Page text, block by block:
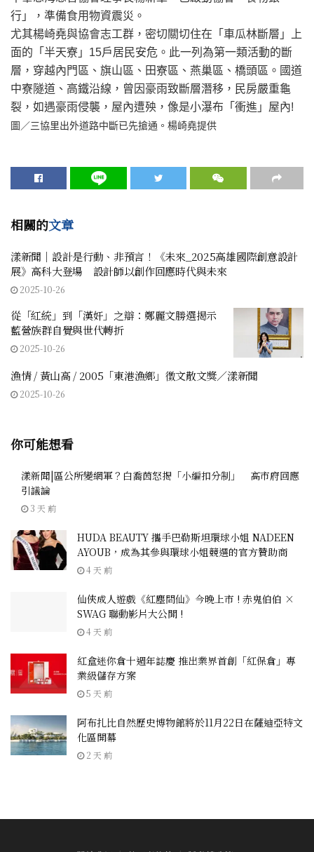
行」，準備食用物資震災。
尤其楊崎堯與協會志工群，密切關切住在「車瓜林斷層」上
面的「半天寮」15戶居民安危。此一列為第一類活動的斷
層，穿越內門區、旗山區、田寮區、燕巢區、橋頭區。國道
中寮隧道、高鐵沿線，曾因豪雨致斷層潛移，民房嚴重龜
裂，如遇豪雨侵襲，屋內遭殃，像是小瀑布「衝進」屋內!
圖／三協里出外道路中斷已先搶通。楊崎堯提供
相關的文章
漾新聞｜設計是行動、非預言！《未來_2025高雄國際創意設計
展》高科大登場 設計師以創作回應時代與未來
2025-10-26
從「紅統」到「漢奸」之辯：鄭麗文勝選揭示
藍營族群自覺與世代轉折
2025-10-26
漁情 / 黃山高 / 2005「東港漁鄉」徵文散文獎／漾新聞
2025-10-26
你可能想看
漾新聞|區公所變網軍？白喬茵怒揭「小編扣分制」 高市府回應
引議論
3 天 前
HUDA BEAUTY 攜手巴勒斯坦環球小姐 NADEEN
AYOUB，成為其參與環球小姐競選的官方贊助商
4 天 前
仙俠成人遊戲《紅塵問仙》今晚上市 ! 赤鬼伯伯 ×
SWAG 聯動影片大公開 !
4 天 前
紅盒迷你倉十週年誌慶 推出業界首創「紅保倉」專
業級儲存方案
5 天 前
阿布扎比自然歷史博物館將於11月22日在薩迪亞特文
化區開幕
2 天 前